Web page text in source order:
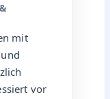
mit
vor